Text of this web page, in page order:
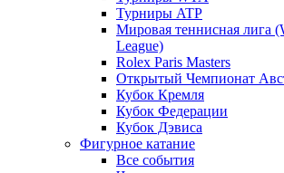
Турниры ATP
Мировая теннисная лига
League)
Rolex Paris Masters
Открытый Чемпионат
Кубок Кремля
Кубок Федерации
Кубок Дэвиса
Фигурное катание
Все события